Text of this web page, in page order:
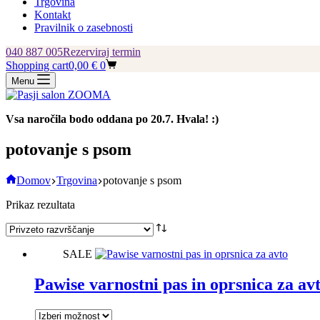
Kontakt
Pravilnik o zasebnosti
040 887 005Rezerviraj termin
Shopping cart0,00 € 0
Menu
Vsa naročila bodo oddana po 20.7. Hvala! :)
potovanje s psom
Domov Trgovina potovanje s psom
Prikaz rezultata
SALE
Pawise varnostni pas in oprsnica za